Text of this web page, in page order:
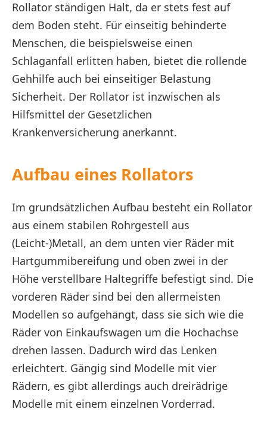
Rollator ständigen Halt, da er stets fest auf
dem Boden steht. Für einseitig behinderte
Menschen, die beispielsweise einen
Schlaganfall erlitten haben, bietet die rollende
Gehhilfe auch bei einseitiger Belastung
Sicherheit. Der Rollator ist inzwischen als
Hilfsmittel der Gesetzlichen
Krankenversicherung anerkannt.
Aufbau eines Rollators
Im grundsätzlichen Aufbau besteht ein Rollator
aus einem stabilen Rohrgestell aus
(Leicht-)Metall, an dem unten vier Räder mit
Hartgummibereifung und oben zwei in der
Höhe verstellbare Haltegriffe befestigt sind. Die
vorderen Räder sind bei den allermeisten
Modellen so aufgehängt, dass sie sich wie die
Räder von Einkaufswagen um die Hochachse
drehen lassen. Dadurch wird das Lenken
erleichtert. Gängig sind Modelle mit vier
Rädern, es gibt allerdings auch dreirädrige
Modelle mit einem einzelnen Vorderrad.